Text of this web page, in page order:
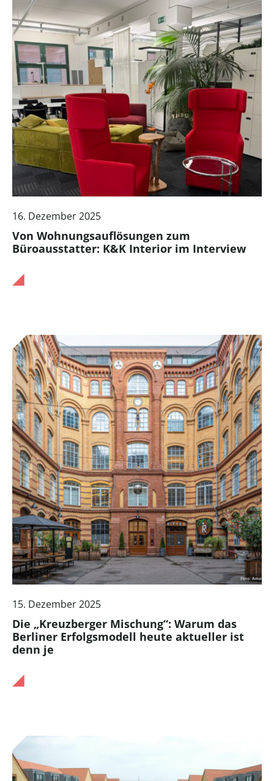
16. Dezember 2025
Von Wohnungsauflösungen zum
Büroausstatter: K&K Interior im Interview
15. Dezember 2025
Die „Kreuzberger Mischung“: Warum das
Berliner Erfolgsmodell heute aktueller ist
denn je